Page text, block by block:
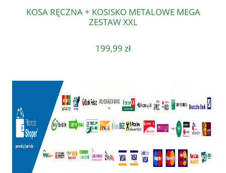
KOSA RĘCZNA + KOSISKO METALOWE MEGA
ZESTAW XXL
199,99 zł